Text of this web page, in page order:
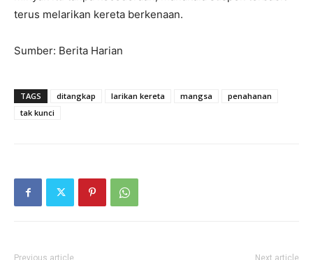
terus melarikan kereta berkenaan.
Sumber: Berita Harian
TAGS ditangkap larikan kereta mangsa
penahanan
tak kunci
Previous article Next article